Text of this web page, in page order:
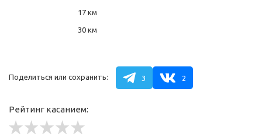
17 км
30 км
Поделиться или сохранить: 3 2
Рейтинг касанием: